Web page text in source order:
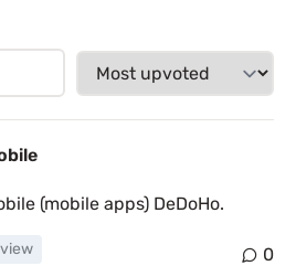
(mobile apps) DeDoHo.
0